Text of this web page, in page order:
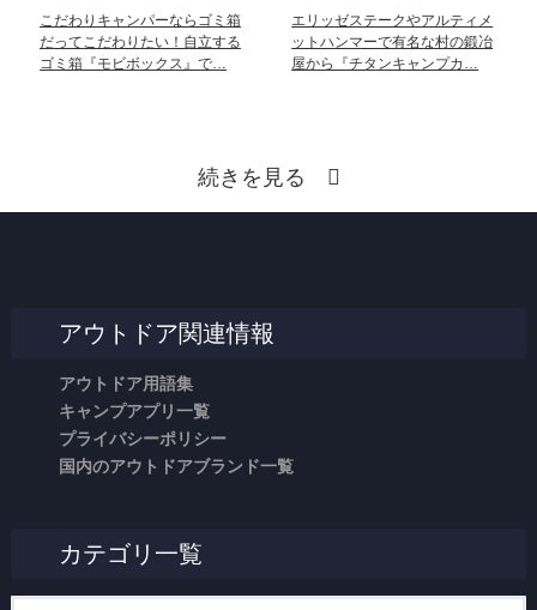
こだわりキャンパーならゴミ箱
だってこだわりたい！自立する
ゴミ箱『モビボックス』で…
エリッゼステークやアルティメ
ットハンマーで有名な村の鍛冶
屋から『チタンキャンプカ…
続きを見る
アウトドア関連情報
アウトドア用語集
キャンプアプリ一覧
プライバシーポリシー
国内のアウトドアブランド一覧
カテゴリ一覧